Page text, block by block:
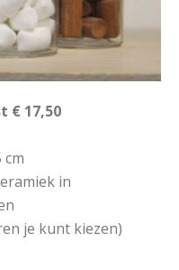
€ 17,50
cm
in
je kunt kiezen)